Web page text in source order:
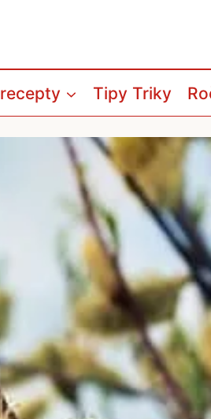
Tipy Triky